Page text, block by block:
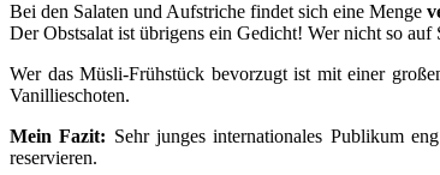
Bei den Salaten und Aufstriche findet sich eine Menge
Der Obstsalat ist übrigens ein Gedicht! Wer nicht so
Wer das Müsli-Frühstück bevorzugt ist mit einer
Vanillieschoten.
Mein Fazit: Sehr junges internationales Publikum
reservieren.